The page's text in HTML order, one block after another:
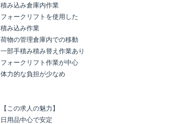
積み込み倉庫内作業
フォークリフトを使用した
積み込み作業
荷物の管理倉庫内での移動
一部手積み積み替え作業あり
フォークリフト作業が中心
体力的な負担が少なめ
【この求人の魅力】
日用品中心で安定